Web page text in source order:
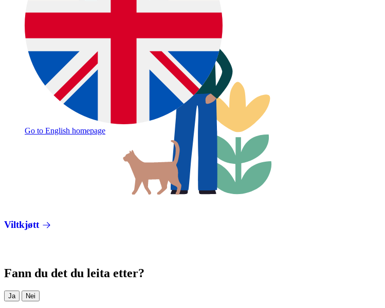
Go to English homepage
Viltkjøtt
Fann du det du leita etter?
Ja Nei